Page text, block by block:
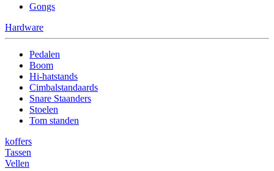
Gongs
Hardware
Pedalen
Boom
Hi-hatstands
Cimbalstandaards
Snare Staanders
Stoelen
Tom standen
koffers
Tassen
Vellen